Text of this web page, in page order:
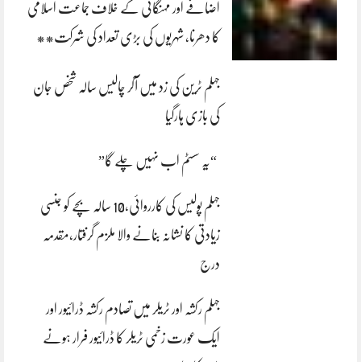
اضافے اور مہنگائی کے خلاف جماعت اسلامی
کا دھرنا، شہریوں کی بڑی تعداد کی شرکت**
جہلم ٹرین کی زد میں آکر چالیس سالہ شخص جان
کی بازی ہارگیا
“یہ سسٹم اب نہیں چلے گا”
جہلم پولیس کی کارروائی،10 سالہ بچے کو جنسی
زیادتی کا نشانہ بنانے والا ملزم گرفتار،مقدمہ
درج
جہلم رکشہ اور ٹریلر میں تصادم رکشہ ڈرائیور اور
ایک عورت زخمی ٹریلر کا ڈرائیور فرار ہونے